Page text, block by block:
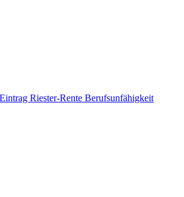
Riester-Rente Berufsunfähigkeit